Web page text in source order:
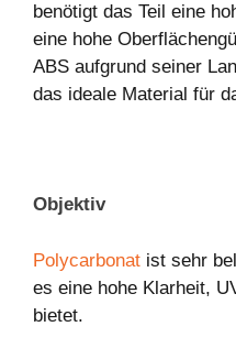
benötigt das Teil eine
eine hohe
ABS aufgrund seiner
das ideale Material für
Objektiv
Polycarbonat ist sehr
es eine hohe Klarheit,
bietet.